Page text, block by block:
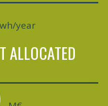
year
ALLOCATED